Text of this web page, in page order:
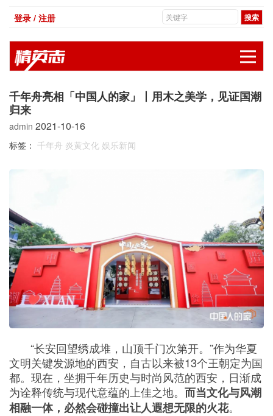
登录 / 注册
千年舟亮相「中国人的家」丨用木之美学，见证国潮
归来
admin 2021-10-16
标签： 千年舟 炎黄文化 娱乐新闻
“长安回望绣成堆，山顶千门次第开。”作为华夏
文明关键发源地的西安，自古以来被13个王朝定为国
都。现在，坐拥千年历史与时尚风范的西安，日渐成
为诠释传统与现代意蕴的上佳之地。 而当文化与风潮
相融一体，必然会碰撞出让人遐想无限的火花。